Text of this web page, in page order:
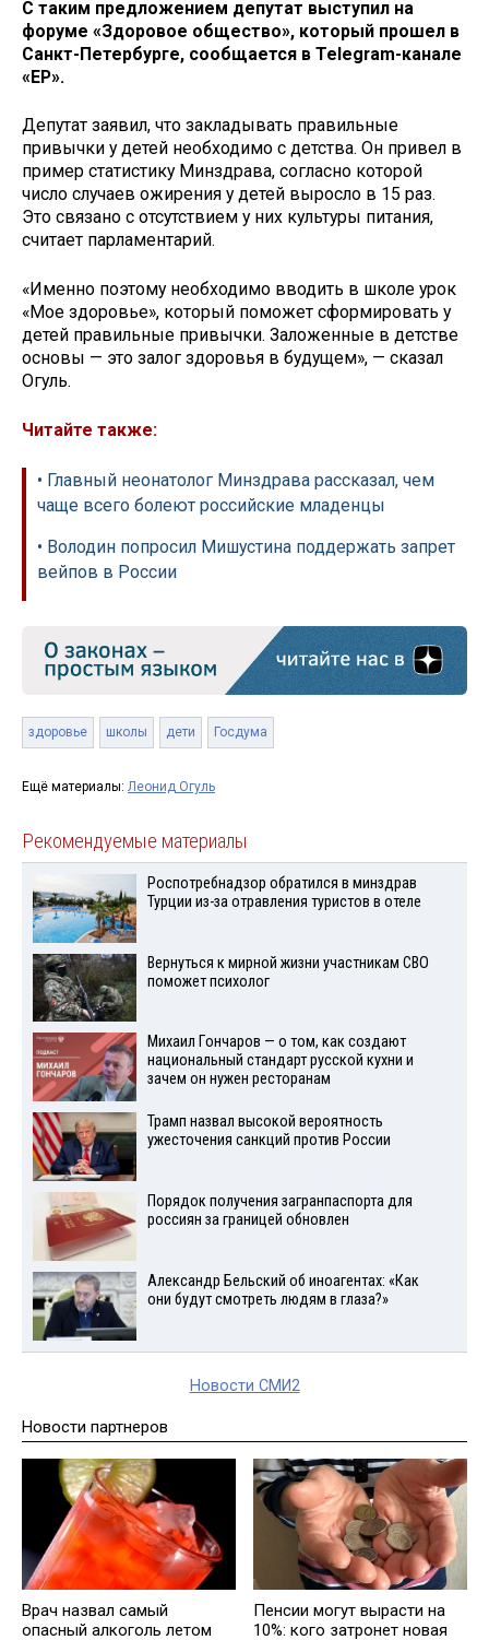
С таким предложением депутат выступил на
форуме «Здоровое общество», который прошел в
Санкт-Петербурге, сообщается в Telegram-канале
«ЕР».
Депутат заявил, что закладывать правильные
привычки у детей необходимо с детства. Он привел в
пример статистику Минздрава, согласно которой
число случаев ожирения у детей выросло в 15 раз.
Это связано с отсутствием у них культуры питания,
считает парламентарий.
«Именно поэтому необходимо вводить в школе урок
«Мое здоровье», который поможет сформировать у
детей правильные привычки. Заложенные в детстве
основы — это залог здоровья в будущем», — сказал
Огуль.
Читайте также:
• Главный неонатолог Минздрава рассказал, чем
чаще всего болеют российские младенцы
• Володин попросил Мишустина поддержать запрет
вейпов в России
здоровье школы дети Госдума
Ещё материалы: Леонид Огуль
Рекомендуемые материалы
Роспотребнадзор обратился в минздрав
Турции из-за отравления туристов в отеле
Вернуться к мирной жизни участникам СВО
поможет психолог
Михаил Гончаров — о том, как создают
национальный стандарт русской кухни и
зачем он нужен ресторанам
Трамп назвал высокой вероятность
ужесточения санкций против России
Порядок получения загранпаспорта для
россиян за границей обновлен
Александр Бельский об иноагентах: «Как
они будут смотреть людям в глаза?»
Новости СМИ2
Новости партнеров
Врач назвал самый
опасный алкоголь летом
Пенсии могут вырасти на
10%: кого затронет новая